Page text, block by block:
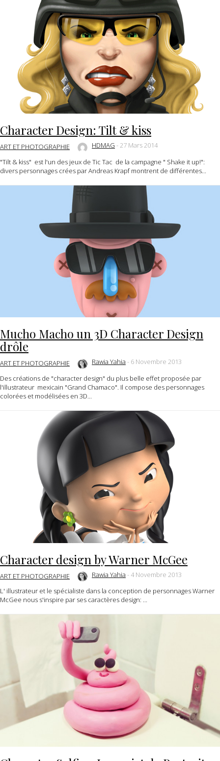
Character Design: Tilt & kiss
ART ET PHOTOGRAPHIE HDMAG -27 Mars 2014
"Tilt & kiss" est l'un des jeux de Tic Tac de la campagne " Shake it up!":
divers personnages crées par Andreas Krapf montrent de différentes...
Mucho Macho un 3D Character Design
drôle
ART ET PHOTOGRAPHIE Rawia Yahia - 6 Novembre 2013
Des créations de "character design" du plus belle effet proposée par
l'illustrateur mexicain "Grand Chamaco". Il compose des personnages
colorées et modélisées en 3D...
Character design by Warner McGee
ART ET PHOTOGRAPHIE Rawia Yahia -4 Novembre 2013
L' illustrateur et le spécialiste dans la conception de personnages Warner
McGee nous s'inspire par ses caractères design: ...